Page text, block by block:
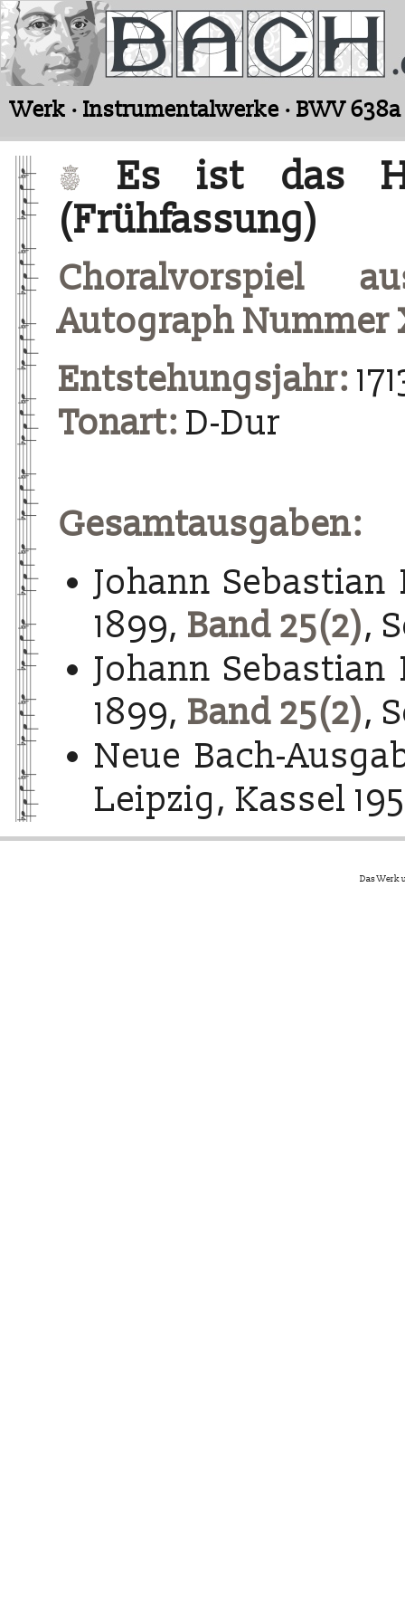
Werk · Instrumentalwerke · BWV 638a
Es ist das
(Frühfassung)
Choralvorspiel
Autograph Nummer
Entstehungsjahr:
Tonart: D-Dur
Gesamtausgaben:
Johann Sebastian
1899, Band 25(2),
Johann Sebastian
1899, Band 25(2),
Neue Bach-
Leipzig, Kassel
Das Werk